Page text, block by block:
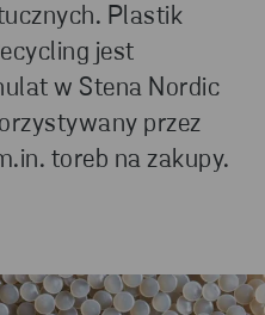
Plastik
jest
w Stena Nordic
przez
toreb na zakupy.